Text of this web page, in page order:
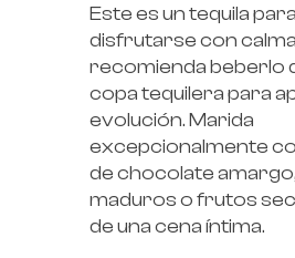
Este es un tequila para
disfrutarse con
recomienda beberlo
copa tequilera para
evolución. Marida
excepcionalmente
de chocolate
maduros o frutos
de una cena íntima.